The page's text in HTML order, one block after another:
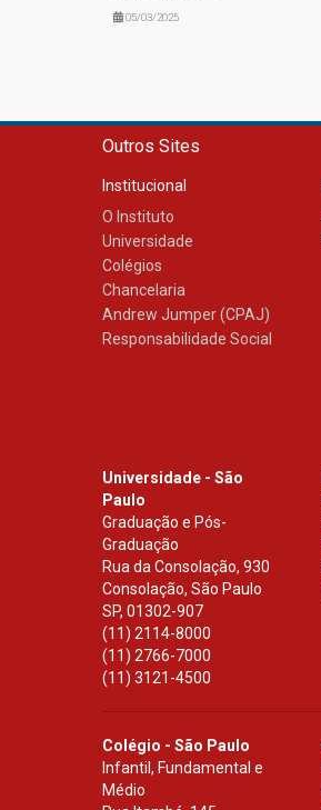
05/03/2025
Outros Sites
Institucional
O Instituto
Universidade
Colégios
Chancelaria
Andrew Jumper (CPAJ)
Responsabilidade Social
Universidade - São
Paulo
Graduação e Pós-
Graduação
Rua da Consolação, 930
Consolação, São Paulo
SP, 01302-907
(11) 2114-8000
(11) 2766-7000
(11) 3121-4500
Colégio - São Paulo
Infantil, Fundamental e
Médio